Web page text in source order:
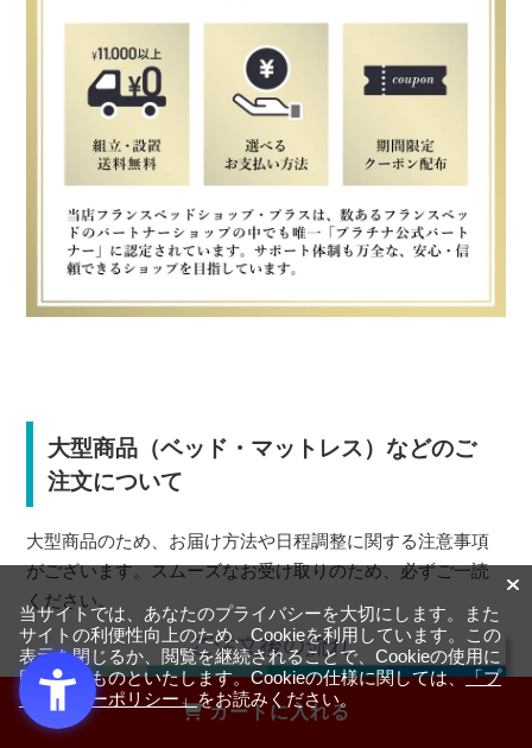
カートに入れる
大型商品（ベッド・マットレス）などのご
注文について
大型商品のため、お届け方法や日程調整に関する注意事項
がございます。スムーズなお受け取りのため、必ずご一読
ください。
当サイトでは、あなたのプライバシーを大切にします。また
サイトの利便性向上のため、Cookieを利用しています。この
表示を閉じるか、閲覧を継続されることで、Cookieの使用に
同意するものといたします。Cookieの仕様に関しては、「プ
ライバシーポリシー」をお読みください。